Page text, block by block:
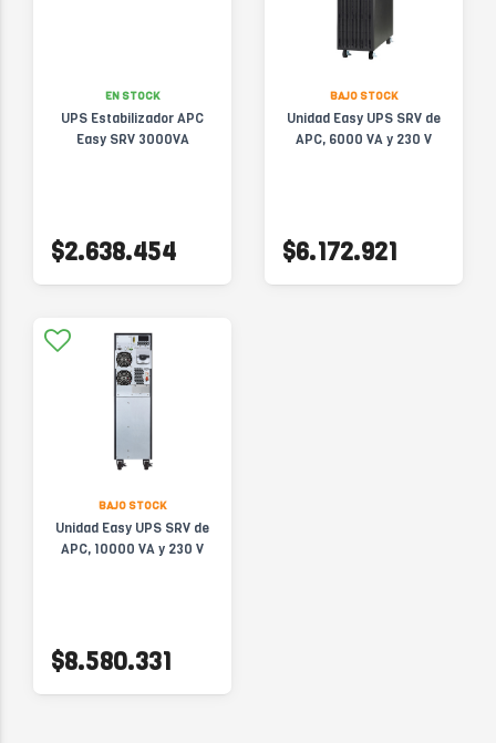
EN STOCK
UPS Estabilizador APC
Easy SRV 3000VA
$2.638.454
BAJO STOCK
Unidad Easy UPS SRV de
APC, 6000 VA y 230 V
$6.172.921
BAJO STOCK
Unidad Easy UPS SRV de
APC, 10000 VA y 230 V
$8.580.331